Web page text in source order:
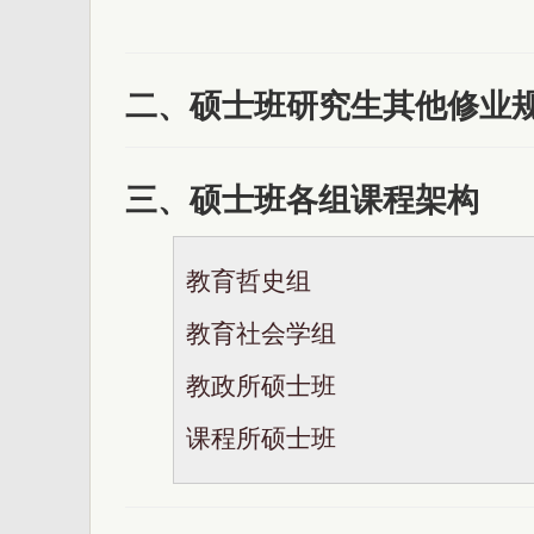
二、硕士班研究生其他修业
三、硕士班各组课程架构
教育哲史组
教育社会学组
教政所硕士班
课程所硕士班